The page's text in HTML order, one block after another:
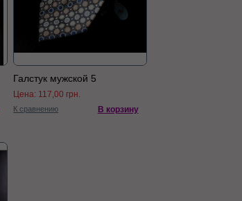
Галстук мужской 5
Цена: 117,00 грн.
К сравнению В корзину